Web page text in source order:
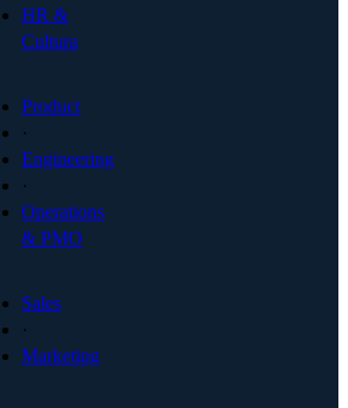
HR &
Cultura
Product
·
Engineering
·
Operations
& PMO
Sales
·
Marketing